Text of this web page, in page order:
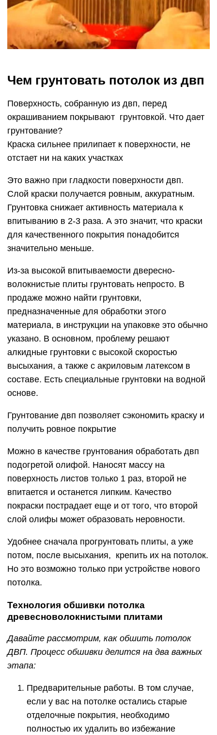
Чем грунтовать потолок из двп
Поверхность, собранную из двп, перед
окрашиванием покрывают грунтовкой. Что дает
грунтование?
Краска сильнее прилипает к поверхности, не
отстает ни на каких участках
Это важно при гладкости поверхности двп.
Слой краски получается ровным, аккуратным.
Грунтовка снижает активность материала к
впитыванию в 2-3 раза. А это значит, что краски
для качественного покрытия понадобится
значительно меньше.
Из-за высокой впитываемости двересно-
волокнистые плиты грунтовать непросто. В
продаже можно найти грунтовки,
предназначенные для обработки этого
материала, в инструкции на упаковке это обычно
указано. В основном, проблему решают
алкидные грунтовки с высокой скоростью
высыхания, а также с акриловым латексом в
составе. Есть специальные грунтовки на водной
основе.
Грунтование двп позволяет сэкономить краску и
получить ровное покрытие
Можно в качестве грунтования обработать двп
подогретой олифой. Наносят массу на
поверхность листов только 1 раз, второй не
впитается и останется липким. Качество
покраски пострадает еще и от того, что второй
слой олифы может образовать неровности.
Удобнее сначала прогрунтовать плиты, а уже
потом, после высыхания, крепить их на потолок.
Но это возможно только при устройстве нового
потолка.
Технология обшивки потолка
древесноволокнистыми плитами
Давайте рассмотрим, как обшить потолок
ДВП. Процесс обшивки делится на два важных
этапа:
Предварительные работы. В том случае,
если у вас на потолке остались старые
отделочные покрытия, необходимо
полностью их удалить во избежание